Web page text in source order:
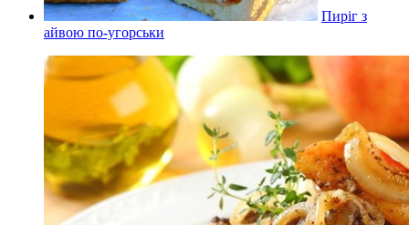
Пиріг з
айвою по-угорськи